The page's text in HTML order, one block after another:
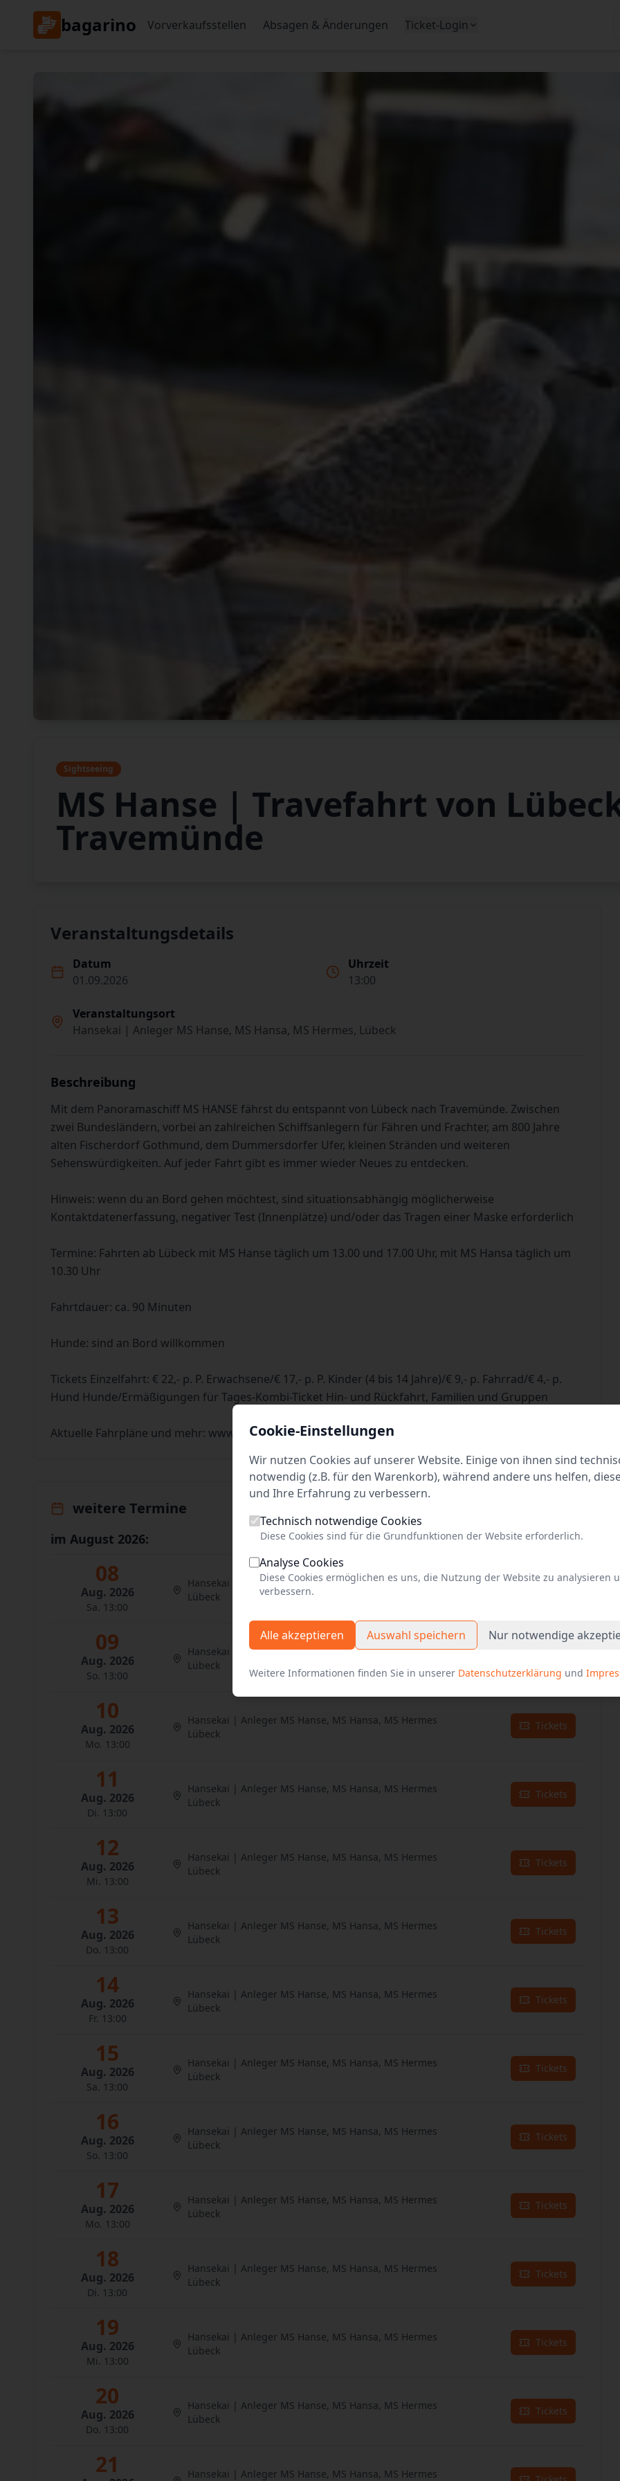
bagarino Vorverkaufsstellen Absagen & Änderungen Ticket-Login
Sightseeing
MS Hanse | Travefahrt von
Travemünde
Veranstaltungsdetails
Datum
01.09.2026
Uhrzeit
13:00
Veranstaltungsort
Hansekai | Anleger MS Hanse, MS Hansa, MS Hermes, Lübeck
Beschreibung
Mit dem Panoramaschiff MS HANSE fährst du entspannt von Lübeck nach Travemünde. Zwischen
zwei Bundesländern, vorbei an zahlreichen Schiffsanlegern für Fähren und Frachter, am 800 Jahre
alten Fischerdorf Gothmund, dem Dummersdorfer Ufer, kleinen Stränden und weiteren
Sehenswürdigkeiten. Auf jeder Fahrt gibt es immer wieder Neues zu entdecken.
Hinweis: wenn du an Bord gehen möchtest, sind situationsabhängig möglicherweise
Kontaktdatenerfassung, negativer Test (Innenplätze) und/oder das Tragen einer Maske erforderlich
Termine: Fahrten ab Lübeck mit MS Hanse täglich um 13.00 und 17.00 Uhr, mit MS Hansa täglich um
10.30 Uhr
Fahrtdauer: ca. 90 Minuten
Hunde: sind an Bord willkommen
Tickets Einzelfahrt: € 22,- p. P. Erwachsene/€ 17,- p. P. Kinder (4 bis 14 Jahre)/€ 9,- p. Fahrrad/€ 4,- p.
Hund Hunde/Ermäßigungen für Tages-Kombi-Ticket Hin- und Rückfahrt, Familien und Gruppen
Aktuelle Fahrpläne und mehr: www.hanseschifffahrt.de
weitere Termine
im August 2026:
08
Aug. 2026
Sa. 13:00
Hansekai | Anleger MS Hanse, MS Hansa, MS Hermes
Lübeck
09
Aug. 2026
So. 13:00
Hansekai | Anleger MS Hanse, MS Hansa, MS Hermes
Lübeck
10
Aug. 2026
Mo. 13:00
Hansekai | Anleger MS Hanse, MS Hansa, MS Hermes
Lübeck
Tickets
11
Aug. 2026
Di. 13:00
Hansekai | Anleger MS Hanse, MS Hansa, MS Hermes
Lübeck
Tickets
12
Aug. 2026
Mi. 13:00
Hansekai | Anleger MS Hanse, MS Hansa, MS Hermes
Lübeck
Tickets
13
Aug. 2026
Do. 13:00
Hansekai | Anleger MS Hanse, MS Hansa, MS Hermes
Lübeck
Tickets
14
Aug. 2026
Fr. 13:00
Hansekai | Anleger MS Hanse, MS Hansa, MS Hermes
Lübeck
Tickets
15
Aug. 2026
Sa. 13:00
Hansekai | Anleger MS Hanse, MS Hansa, MS Hermes
Lübeck
Tickets
16
Aug. 2026
So. 13:00
Hansekai | Anleger MS Hanse, MS Hansa, MS Hermes
Lübeck
Tickets
17
Aug. 2026
Mo. 13:00
Hansekai | Anleger MS Hanse, MS Hansa, MS Hermes
Lübeck
Tickets
18
Aug. 2026
Di. 13:00
Hansekai | Anleger MS Hanse, MS Hansa, MS Hermes
Lübeck
Tickets
19
Aug. 2026
Mi. 13:00
Hansekai | Anleger MS Hanse, MS Hansa, MS Hermes
Lübeck
Tickets
20
Aug. 2026
Do. 13:00
Hansekai | Anleger MS Hanse, MS Hansa, MS Hermes
Lübeck
Tickets
21 Hansekai | Anleger MS Hanse, MS Hansa, MS Hermes
Cookie-Einstellungen
Wir nutzen Cookies auf unserer Website. Einige von ihnen sind
notwendig (z.B. für den Warenkorb), während andere uns helfen,
und Ihre Erfahrung zu verbessern.
Technisch notwendige Cookies
Diese Cookies sind für die Grundfunktionen der Website erforderlich.
Analyse Cookies
Diese Cookies ermöglichen es uns, die Nutzung der Website zu analysieren
verbessern.
Alle akzeptieren Auswahl speichern Nur notwendige
Weitere Informationen finden Sie in unserer Datenschutzerklärung und